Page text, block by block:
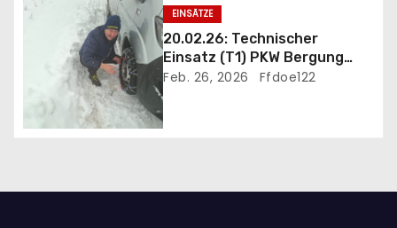
i
n
EINSÄTZE
20.02.26: Technischer
Einsatz (T1) PKW Bergung
und Eigehilfe wegen
Feb. 26, 2026 Ffdoe122